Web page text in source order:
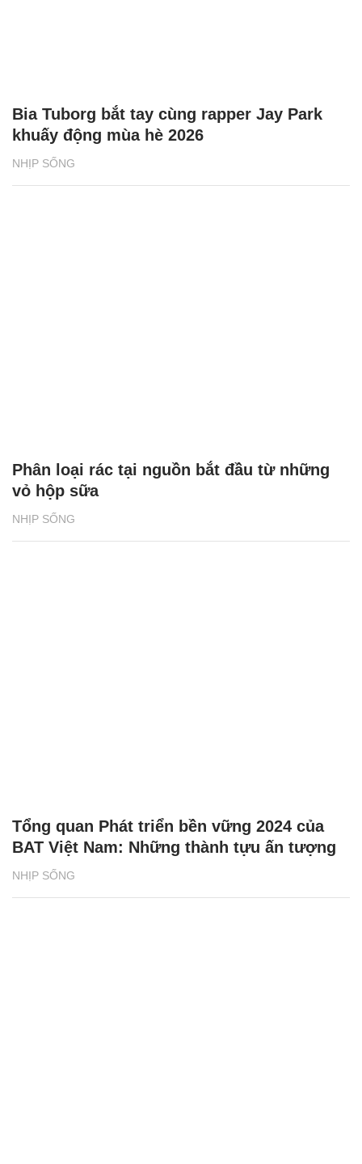
NHỊP SỐNG
Bia Tuborg bắt tay cùng rapper Jay Park
khuấy động mùa hè 2026
NHỊP SỐNG
Phân loại rác tại nguồn bắt đầu từ những
vỏ hộp sữa
NHỊP SỐNG
Tổng quan Phát triển bền vững 2024 của
BAT Việt Nam: Những thành tựu ấn tượng